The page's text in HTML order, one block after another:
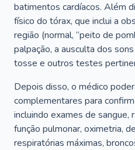
batimentos cardíacos. Além
físico do tórax, que inclui a
região (normal, “peito de
palpação, a ausculta dos
tosse e outros testes
Depois disso, o médico
complementares para
incluindo exames de sangue,
função pulmonar, oximetria,
respiratórias máximas,